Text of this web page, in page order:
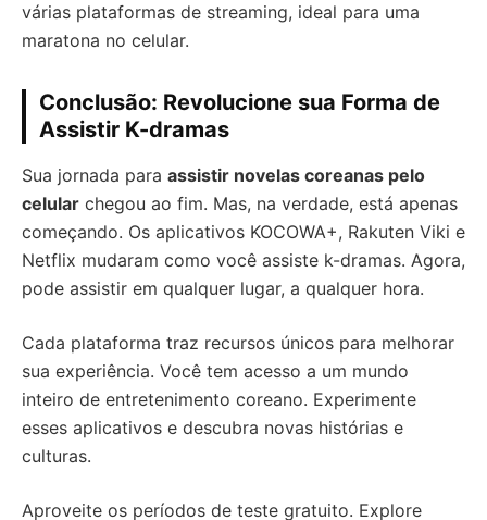
várias plataformas de streaming, ideal para uma
maratona no celular.
Conclusão: Revolucione sua Forma de
Assistir K-dramas
Sua jornada para assistir novelas coreanas pelo
celular chegou ao fim. Mas, na verdade, está apenas
começando. Os aplicativos KOCOWA+, Rakuten Viki e
Netflix mudaram como você assiste k-dramas. Agora,
pode assistir em qualquer lugar, a qualquer hora.
Cada plataforma traz recursos únicos para melhorar
sua experiência. Você tem acesso a um mundo
inteiro de entretenimento coreano. Experimente
esses aplicativos e descubra novas histórias e
culturas.
Aproveite os períodos de teste gratuito. Explore